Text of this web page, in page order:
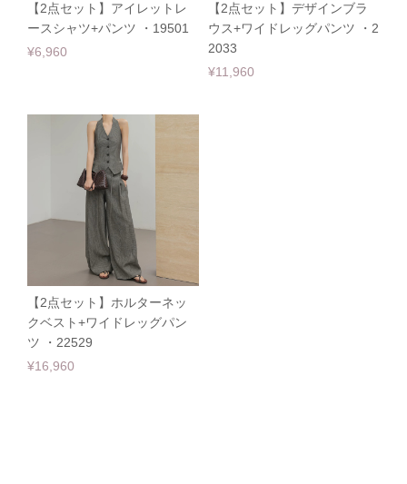
【2点セット】アイレットレ
ースシャツ+パンツ ・19501
¥6,960
【2点セット】デザインブラ
ウス+ワイドレッグパンツ ・2
2033
¥11,960
【2点セット】ホルターネッ
クベスト+ワイドレッグパン
ツ ・22529
¥16,960